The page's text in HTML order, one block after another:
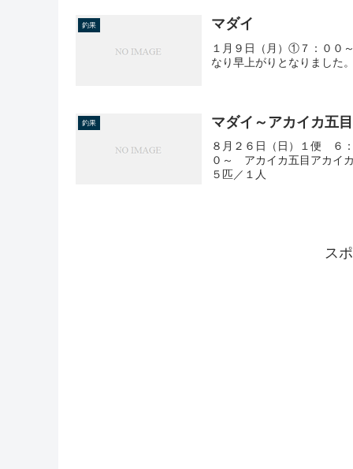
釣果 マダイ
１月９日（月）①７：００
なり早上がりとなりました
釣果 マダイ～アカイカ五目
８月２６日（日）１便 ６
０～ アカイカ五目アカ
５匹／１人
ス